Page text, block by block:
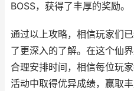
BOSS，获得了丰厚的奖励。
通过以上攻略，相信玩家们
了更深入的了解。在这个仙
合理安排时间，相信每位玩
活动中取得优异成绩，赢取丰